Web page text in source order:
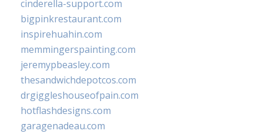
cinderella-support.com
bigpinkrestaurant.com
inspirehuahin.com
memmingerspainting.com
jeremypbeasley.com
thesandwichdepotcos.com
drgiggleshouseofpain.com
hotflashdesigns.com
garagenadeau.com